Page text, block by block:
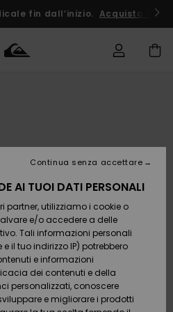
fin dall’inizio. Acquista Ora
regalo
AI TUOI DATI PERSONALI
partner, utilizziamo i cookie o
e/o accedere a delle
Tali informazioni personali
il tuo indirizzo IP) potrebbero
e informazioni
dei contenuti e della
personalizzati, conoscere
e migliorare i prodotti
Continua senza accettare